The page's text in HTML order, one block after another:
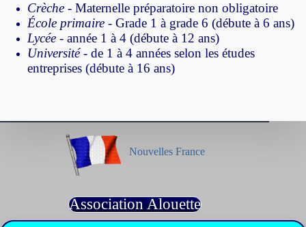
Crèche - Maternelle préparatoire non obligatoire
École primaire - Grade 1 à grade 6 (débute à 6 ans)
Lycée - année 1 à 4 (débute à 12 ans)
Université- de 1 à 4 années selon les études
entreprises (débute à 16 ans)
Nouvelles France
Association Alouette